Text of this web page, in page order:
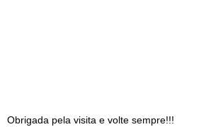
Obrigada pela visita e volte sempre!!!